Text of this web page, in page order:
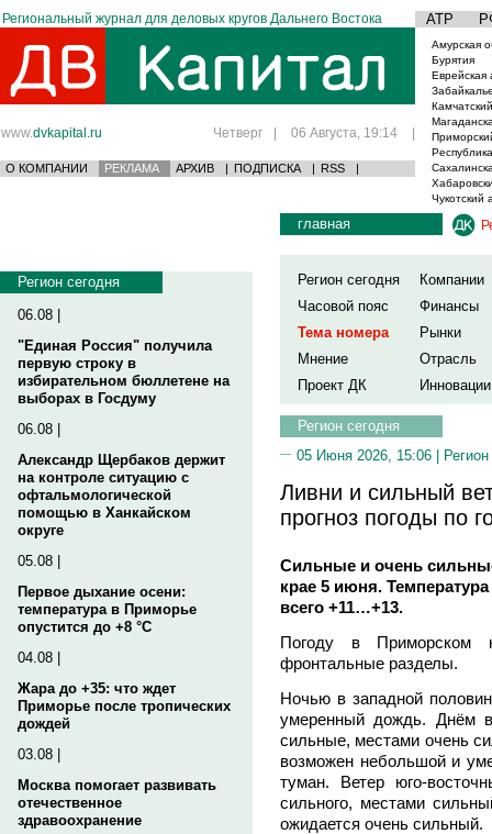
Региональный журнал для деловых кругов Дальнего Востока АТР
www.dvkapital.ru Четверг | 06 Августа, 19:14 |
О КОМПАНИИ РЕКЛАМА АРХИВ | ПОДПИСКА | RSS |
Амурская
Бурятия
Еврейская
Чукотский
Регион сегодня
06.08 |
"Единая Россия" получила
первую строку в
избирательном бюллетене на
выборах в Госдуму
06.08 |
Александр Щербаков держит
на контроле ситуацию с
офтальмологической
помощью в Ханкайском
округе
05.08 |
Первое дыхание осени:
температура в Приморье
опустится до +8 °C
04.08 |
Жара до +35: что ждет
Приморье после тропических
дождей
03.08 |
Москва помогает развивать
отечественное
здравоохранение
главная
Регион сегодня
Компании
Часовой пояс
Финансы
Тема номера
Рынки
Мнение
Отрасль
Проект ДК
Инновации
Регион сегодня
05 Июня 2026, 15:06 |
Ливни и сильный
прогноз погоды по
Сильные и очень
крае 5 июня.
всего +11…+13.
Погоду в Приморском
фронтальные разделы.
Ночью в западной
умеренный дождь. Днём
сильные, местами очень
возможен небольшой и
туман. Ветер юго-
сильного, местами
ожидается очень сильный.